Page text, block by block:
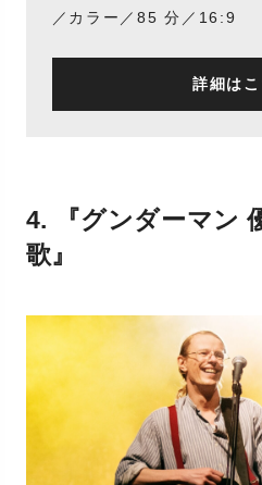
／カラー／85 分／16:9
詳細はこ
4. 『グンダーマン
歌』